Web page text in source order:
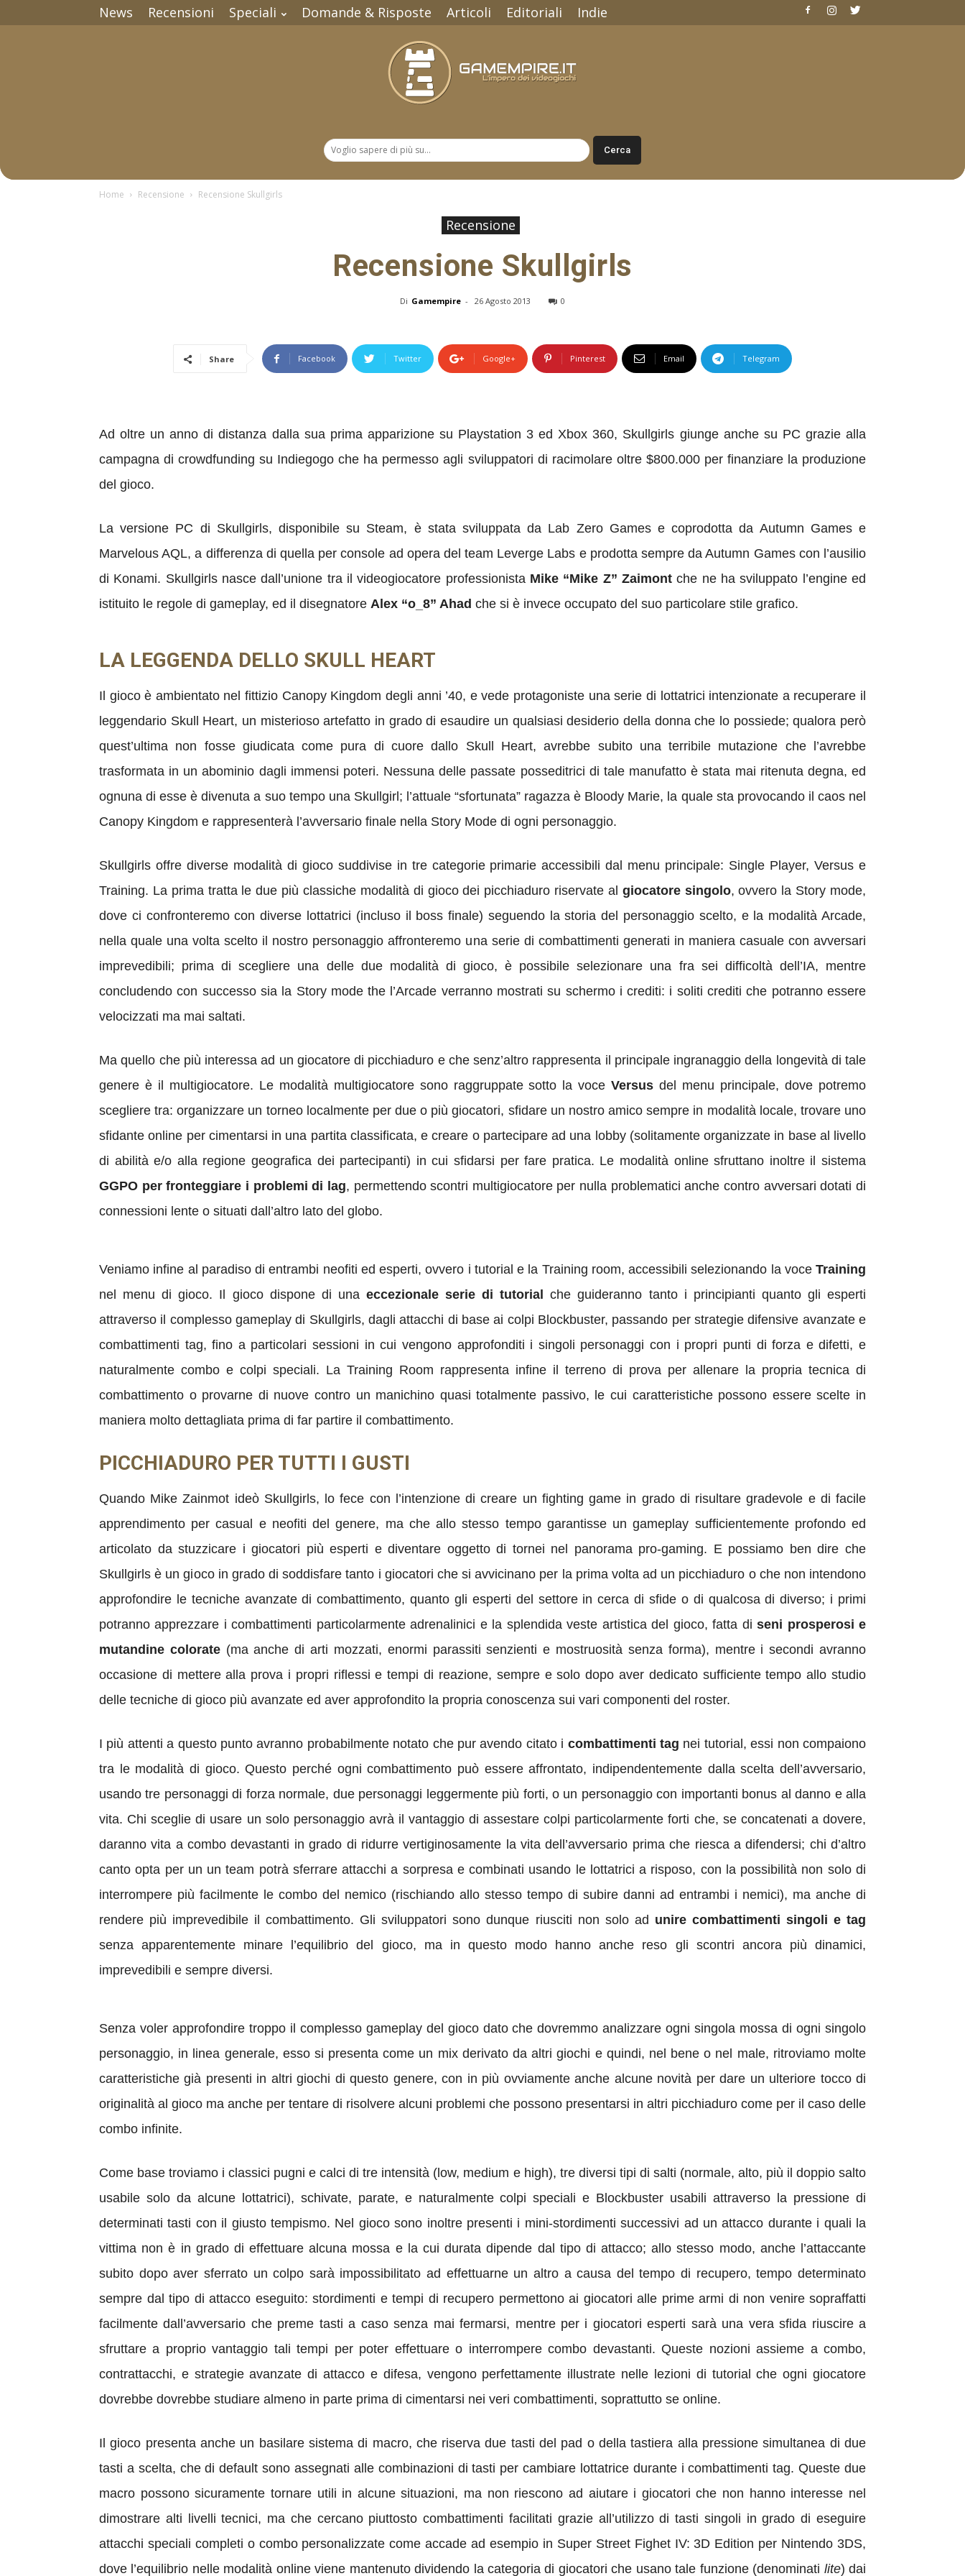
News Recensioni Speciali Domande & Risposte Articoli Editoriali Indie
Home Recensione Recensione Skullgirls
Recensione
Recensione Skullgirls
Di Gamempire - 26 Agosto 2013 0
Share Facebook Twitter Google+ Pinterest Email Telegram
Ad oltre un anno di distanza dalla sua prima apparizione su Playstation 3 ed Xbox 360, Skullgirls giunge anche su PC grazie alla
campagna di crowdfunding su Indiegogo che ha permesso agli sviluppatori di racimolare oltre $800.000 per finanziare la produzione
del gioco.
La versione PC di Skullgirls, disponibile su Steam, è stata sviluppata da Lab Zero Games e coprodotta da Autumn Games e
Marvelous AQL, a differenza di quella per console ad opera del team Leverge Labs e prodotta sempre da Autumn Games con l’ausilio
di Konami. Skullgirls nasce dall’unione tra il videogiocatore professionista Mike “Mike Z” Zaimont che ne ha sviluppato l’engine ed
istituito le regole di gameplay, ed il disegnatore Alex “o_8” Ahad che si è invece occupato del suo particolare stile grafico.
LA LEGGENDA DELLO SKULL HEART
Il gioco è ambientato nel fittizio Canopy Kingdom degli anni ’40, e vede protagoniste una serie di lottatrici intenzionate a recuperare il
leggendario Skull Heart, un misterioso artefatto in grado di esaudire un qualsiasi desiderio della donna che lo possiede; qualora però
quest’ultima non fosse giudicata come pura di cuore dallo Skull Heart, avrebbe subito una terribile mutazione che l’avrebbe
trasformata in un abominio dagli immensi poteri. Nessuna delle passate posseditrici di tale manufatto è stata mai ritenuta degna, ed
ognuna di esse è divenuta a suo tempo una Skullgirl; l’attuale “sfortunata” ragazza è Bloody Marie, la quale sta provocando il caos nel
Canopy Kingdom e rappresenterà l’avversario finale nella Story Mode di ogni personaggio.
Skullgirls offre diverse modalità di gioco suddivise in tre categorie primarie accessibili dal menu principale: Single Player, Versus e
Training. La prima tratta le due più classiche modalità di gioco dei picchiaduro riservate al giocatore singolo, ovvero la Story mode,
dove ci confronteremo con diverse lottatrici (incluso il boss finale) seguendo la storia del personaggio scelto, e la modalità Arcade,
nella quale una volta scelto il nostro personaggio affronteremo una serie di combattimenti generati in maniera casuale con avversari
imprevedibili; prima di scegliere una delle due modalità di gioco, è possibile selezionare una fra sei difficoltà dell’IA, mentre
concludendo con successo sia la Story mode the l’Arcade verranno mostrati su schermo i crediti: i soliti crediti che potranno essere
velocizzati ma mai saltati.
Ma quello che più interessa ad un giocatore di picchiaduro e che senz’altro rappresenta il principale ingranaggio della longevità di tale
genere è il multigiocatore. Le modalità multigiocatore sono raggruppate sotto la voceVersus del menu principale, dove potremo
scegliere tra: organizzare un torneo localmente per due o più giocatori, sfidare un nostro amico sempre in modalità locale, trovare uno
sfidante online per cimentarsi in una partita classificata, e creare o partecipare ad una lobby (solitamente organizzate in base al livello
di abilità e/o alla regione geografica dei partecipanti) in cui sfidarsi per fare pratica. Le modalità online sfruttano inoltre il sistema
GGPO per fronteggiare i problemi di lag, permettendo scontri multigiocatore per nulla problematici anche contro avversari dotati di
connessioni lente o situati dall’altro lato del globo.
Veniamo infine al paradiso di entrambi neofiti ed esperti, ovvero i tutorial e la Training room, accessibili selezionando la voce Training
nel menu di gioco. Il gioco dispone di una eccezionale serie di tutorialche guideranno tanto i principianti quanto gli esperti
attraverso il complesso gameplay di Skullgirls, dagli attacchi di base ai colpi Blockbuster, passando per strategie difensive avanzate e
combattimenti tag, fino a particolari sessioni in cui vengono approfonditi i singoli personaggi con i propri punti di forza e difetti, e
naturalmente combo e colpi speciali. La Training Room rappresenta infine il terreno di prova per allenare la propria tecnica di
combattimento o provarne di nuove contro un manichino quasi totalmente passivo, le cui caratteristiche possono essere scelte in
maniera molto dettagliata prima di far partire il combattimento.
PICCHIADURO PER TUTTI I GUSTI
Quando Mike Zainmot ideò Skullgirls, lo fece con l’intenzione di creare un fighting game in grado di risultare gradevole e di facile
apprendimento per casual e neofiti del genere, ma che allo stesso tempo garantisse un gameplay sufficientemente profondo ed
articolato da stuzzicare i giocatori più esperti e diventare oggetto di tornei nel panorama pro-gaming. E possiamo ben dire che
Skullgirls è un gioco in grado di soddisfare tanto i giocatori che si avvicinano per la prima volta ad un picchiaduro o che non intendono
approfondire le tecniche avanzate di combattimento, quanto gli esperti del settore in cerca di sfide o di qualcosa di diverso; i primi
potranno apprezzare i combattimenti particolarmente adrenalinici e la splendida veste artistica del gioco, fatta diseni prosperosi e
mutandine colorate(ma anche di arti mozzati, enormi parassiti senzienti e mostruosità senza forma), mentre i secondi avranno
occasione di mettere alla prova i propri riflessi e tempi di reazione, sempre e solo dopo aver dedicato sufficiente tempo allo studio
delle tecniche di gioco più avanzate ed aver approfondito la propria conoscenza sui vari componenti del roster.
I più attenti a questo punto avranno probabilmente notato che pur avendo citato i combattimenti tag nei tutorial, essi non compaiono
tra le modalità di gioco. Questo perché ogni combattimento può essere affrontato, indipendentemente dalla scelta dell’avversario,
usando tre personaggi di forza normale, due personaggi leggermente più forti, o un personaggio con importanti bonus al danno e alla
vita. Chi sceglie di usare un solo personaggio avrà il vantaggio di assestare colpi particolarmente forti che, se concatenati a dovere,
daranno vita a combo devastanti in grado di ridurre vertiginosamente la vita dell’avversario prima che riesca a difendersi; chi d’altro
canto opta per un un team potrà sferrare attacchi a sorpresa e combinati usando le lottatrici a risposo, con la possibilità non solo di
interrompere più facilmente le combo del nemico (rischiando allo stesso tempo di subire danni ad entrambi i nemici), ma anche di
rendere più imprevedibile il combattimento. Gli sviluppatori sono dunque riusciti non solo ad unire combattimenti singoli e tag
senza apparentemente minare l’equilibrio del gioco, ma in questo modo hanno anche reso gli scontri ancora più dinamici,
imprevedibili e sempre diversi.
Senza voler approfondire troppo il complesso gameplay del gioco dato che dovremmo analizzare ogni singola mossa di ogni singolo
personaggio, in linea generale, esso si presenta come un mix derivato da altri giochi e quindi, nel bene o nel male, ritroviamo molte
caratteristiche già presenti in altri giochi di questo genere, con in più ovviamente anche alcune novità per dare un ulteriore tocco di
originalità al gioco ma anche per tentare di risolvere alcuni problemi che possono presentarsi in altri picchiaduro come per il caso delle
combo infinite.
Come base troviamo i classici pugni e calci di tre intensità (low, medium e high), tre diversi tipi di salti (normale, alto, più il doppio salto
usabile solo da alcune lottatrici), schivate, parate, e naturalmente colpi speciali e Blockbuster usabili attraverso la pressione di
determinati tasti con il giusto tempismo. Nel gioco sono inoltre presenti i mini-stordimenti successivi ad un attacco durante i quali la
vittima non è in grado di effettuare alcuna mossa e la cui durata dipende dal tipo di attacco; allo stesso modo, anche l’attaccante
subito dopo aver sferrato un colpo sarà impossibilitato ad effettuarne un altro a causa del tempo di recupero, tempo determinato
sempre dal tipo di attacco eseguito: stordimenti e tempi di recupero permettono ai giocatori alle prime armi di non venire sopraffatti
facilmente dall’avversario che preme tasti a caso senza mai fermarsi, mentre per i giocatori esperti sarà una vera sfida riuscire a
sfruttare a proprio vantaggio tali tempi per poter effettuare o interrompere combo devastanti. Queste nozioni assieme a combo,
contrattacchi, e strategie avanzate di attacco e difesa, vengono perfettamente illustrate nelle lezioni di tutorial che ogni giocatore
dovrebbe dovrebbe studiare almeno in parte prima di cimentarsi nei veri combattimenti, soprattutto se online.
Il gioco presenta anche un basilare sistema di macro, che riserva due tasti del pad o della tastiera alla pressione simultanea di due
tasti a scelta, che di default sono assegnati alle combinazioni di tasti per cambiare lottatrice durante i combattimenti tag. Queste due
macro possono sicuramente tornare utili in alcune situazioni, ma non riescono ad aiutare i giocatori che non hanno interesse nel
dimostrare alti livelli tecnici, ma che cercano piuttosto combattimenti facilitati grazie all’utilizzo di tasti singoli in grado di eseguire
attacchi speciali completi o combo personalizzate come accade ad esempio in Super Street Fighet IV: 3D Edition per Nintendo 3DS,
dove l’equilibrio nelle modalità online viene mantenuto dividendo la categoria di giocatori che usano tale funzione (denominati lite) dai